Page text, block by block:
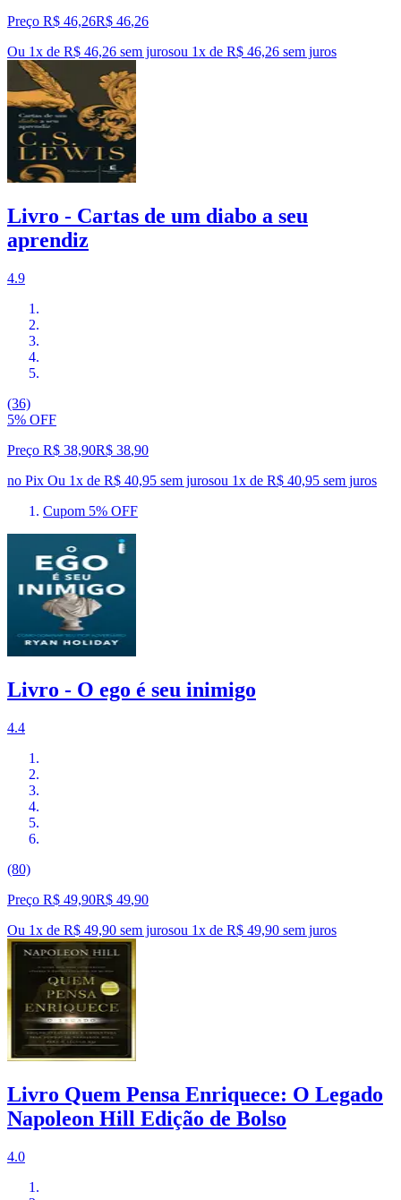
Preço R$ 46,26R$ 46,26
Ou 1x de R$ 46,26 sem jurosou 1x de R$ 46,26 sem juros
Livro - Cartas de um diabo a seu
aprendiz
4.9
(36)
5% OFF
Preço R$ 38,90R$ 38,90
no Pix Ou 1x de R$ 40,95 sem jurosou 1x de R$ 40,95 sem juros
Cupom 5% OFF
Livro - O ego é seu inimigo
4.4
(80)
Preço R$ 49,90R$ 49,90
Ou 1x de R$ 49,90 sem jurosou 1x de R$ 49,90 sem juros
Livro Quem Pensa Enriquece: O Legado
Napoleon Hill Edição de Bolso
4.0